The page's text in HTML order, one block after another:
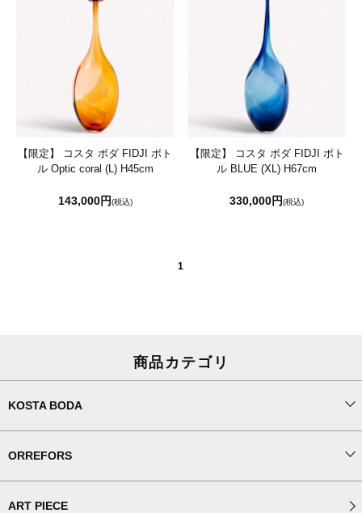
【限定】 コスタ ボダ FIDJI ボト
ル Optic coral (L) H45cm
143,000円(税込)
【限定】 コスタ ボダ FIDJI ボト
ル BLUE (XL) H67cm
330,000円(税込)
1
商品カテゴリ
KOSTA BODA
ORREFORS
ART PIECE